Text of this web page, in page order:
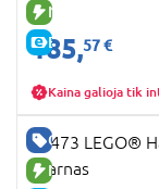
NAUJA PREKĖ
E-KAINA
185,57 €
Kaina galioja tik
GERA KAINA
NAUJA PREKĖ
76473 LEGO®
sparnas